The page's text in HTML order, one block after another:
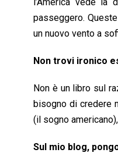
l’America vede la
passeggero.
un nuovo vento a
Non trovi ironico
Non è un libro sul
bisogno di credere
(il sogno
Sul mio blog,